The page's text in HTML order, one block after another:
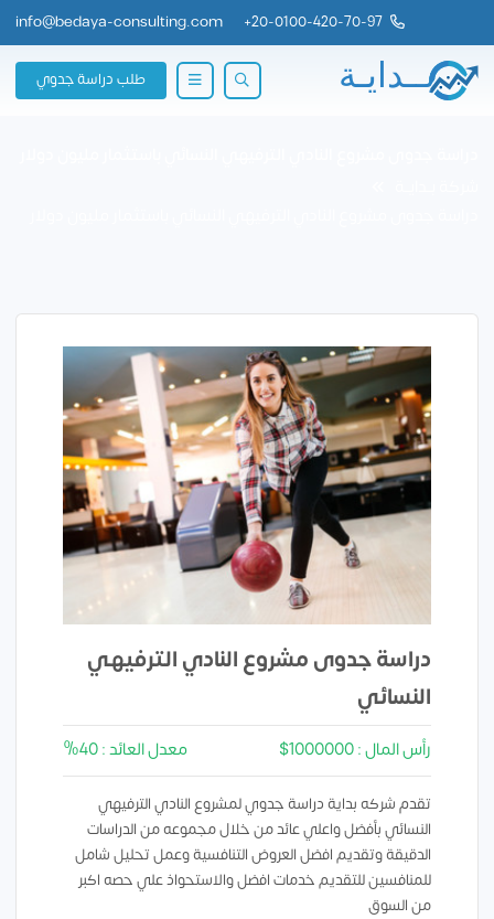
20-0100-420-70-97
+
info@bedaya-consulting.com
طلب دراسة جدوي
دراسة جدوى مشروع النادي الترفيهي
النسائي
رأس المال : 1000000$ معدل العائد : 40%
تقدم شركه بداية دراسة جدوي لمشروع النادي الترفيهي
النسائي بأفضل واعلي عائد من خلال مجموعه من الدراسات
الدقيقة وتقديم افضل العروض التنافسية وعمل تحليل شامل
للمنافسين للتقديم خدمات افضل والاستحواذ علي حصه اكبر
من السوق